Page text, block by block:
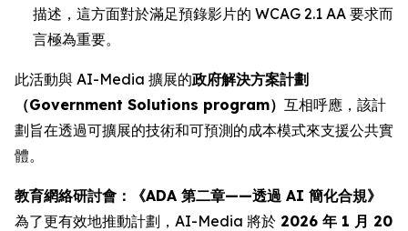
描述，這方面對於滿足預錄影片的 WCAG 2.1 AA 要求而
言極為重要。
此活動與 AI-Media 擴展的政府解決方案計劃
（Government Solutions program） 互相呼應，該計
劃旨在透過可擴展的技術和可預測的成本模式來支援公共實
體。
教育網絡研討會：《ADA 第二章——透過 AI 簡化合規》
為了更有效地推動計劃，AI-Media 將於 2026 年 1 月 20